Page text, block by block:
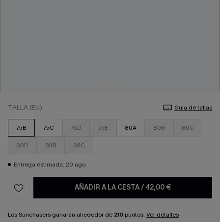
TALLA (EU) Guía de tallas
75B 75C 75D 75E 80A 80B 80C
80D 85B 85C
Entrega estimada: 20 ago.
AÑADIR A LA CESTA/ 42,00 €
Los Sunchasers ganarán alrededor de 210 puntos. Ver detalles